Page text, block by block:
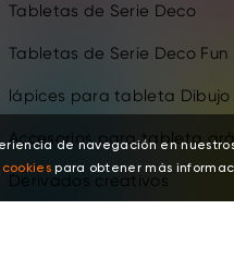
Tabletas de Serie Deco
Tabletas de Serie Deco Fun
lápices para tableta Dibujo
Accesorios para tableta
Derivados creativos
de navegación en
para obtener más